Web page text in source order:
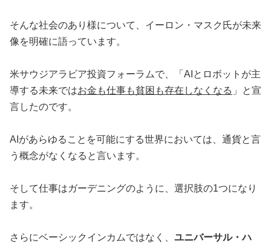
そんな社会のあり様について、イーロン・マスク氏が未来
像を明確に語っています。
米サウジアラビア投資フォーラムで、「AIとロボットが主
導する未来ではお金も仕事も貧困も存在しなくなる 」と宣
言したのです。
AIがあらゆることを可能にする世界においては、通貨と言
う概念がなくなると言います。
そして仕事はガーデニングのように、選択肢の1つになり
ます。
さらにベーシックインカムではなく、 ユニバーサル・ハ